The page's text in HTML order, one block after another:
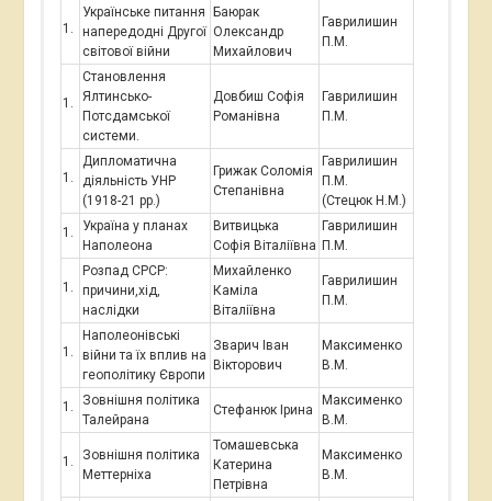
Українське питання
напередодні Другої
світової війни
Баюрак
Олександр
Михайлович
Гаврилишин
П.М.
Становлення
Ялтинсько-
Потсдамської
системи.
Довбиш Софія
Романівна
Гаврилишин
П.М.
Дипломатична
діяльність УНР
(1918-21 рр.)
Грижак Соломія
Степанівна
Гаврилишин
П.М.
(Стецюк Н.М.)
Україна у планах
Наполеона
Витвицька
Софія Віталіївна
Гаврилишин
П.М.
Розпад СРСР:
причини,хід,
наслідки
Михайленко
Каміла
Віталіївна
Гаврилишин
П.М.
Наполеонівські
війни та їх вплив на
геополітику Європи
Зварич Іван
Вікторович
Максименко
В.М.
Зовнішня політика
Талейрана
Стефанюк Ірина
Максименко
В.М.
Зовнішня політика
Меттерніха
Томашевська
Катерина
Петрівна
Максименко
В.М.